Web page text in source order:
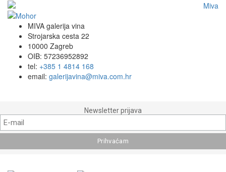
MIVA galerija vina
Strojarska cesta 22
10000 Zagreb
OIB: 57236952892
tel: +385 1 4814 168
email: galerijavina@miva.com.hr
Newsletter prijava